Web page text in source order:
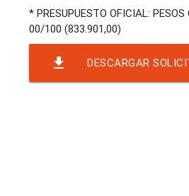
* PRESUPUESTO OFICIAL:
file_download DESCARGAR